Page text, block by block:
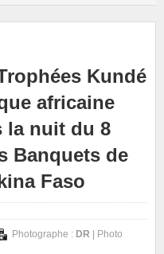
Kundé
africaine
la nuit du 8
Banquets de
Faso
Photographe : DR | Photo